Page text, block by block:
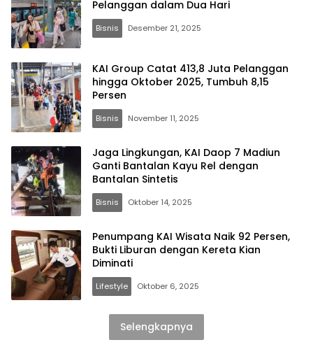
Pelanggan dalam Dua Hari
Bisnis Desember 21, 2025
KAI Group Catat 413,8 Juta Pelanggan
hingga Oktober 2025, Tumbuh 8,15
Persen
Bisnis November 11, 2025
Jaga Lingkungan, KAI Daop 7 Madiun
Ganti Bantalan Kayu Rel dengan
Bantalan Sintetis
Bisnis Oktober 14, 2025
Penumpang KAI Wisata Naik 92 Persen,
Bukti Liburan dengan Kereta Kian
Diminati
Lifestyle Oktober 6, 2025
Selengkapnya